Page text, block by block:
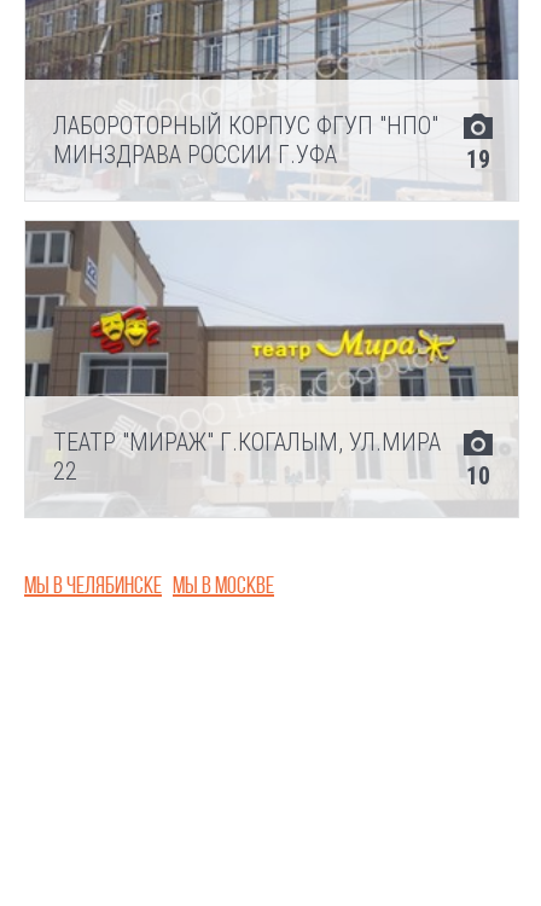
19
ЛАБОРОТОРНЫЙ КОРПУС ФГУП "НПО"
МИНЗДРАВА РОССИИ Г.УФА
10
ТЕАТР "МИРАЖ" Г.КОГАЛЫМ, УЛ.МИРА
22
Мы в Челябинске Мы в Москве